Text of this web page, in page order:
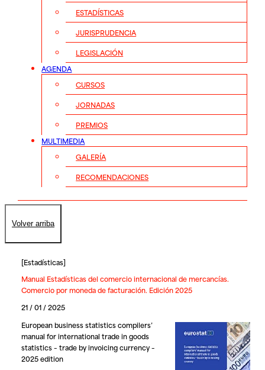
ESTADÍSTICAS
JURISPRUDENCIA
LEGISLACIÓN
AGENDA
CURSOS
JORNADAS
PREMIOS
MULTIMEDIA
GALERÍA
RECOMENDACIONES
Volver arriba
[Estadísticas]
Manual Estadísticas del comercio internacional de mercancías.
Comercio por moneda de facturación. Edición 2025
21 / 01 / 2025
European business statistics compilers’
manual for international trade in goods
statistics – trade by invoicing currency –
2025 edition